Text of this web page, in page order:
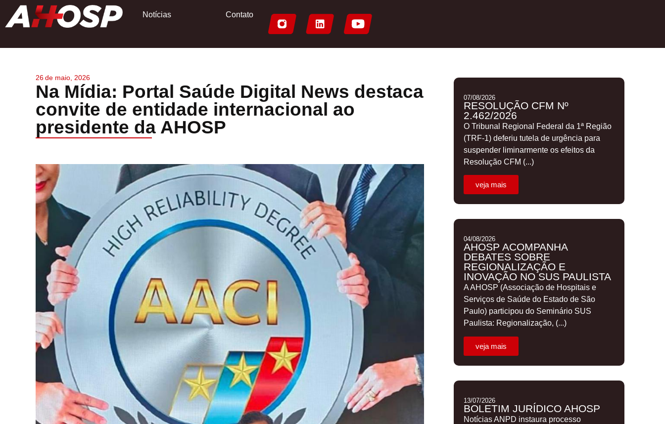
Notícias Contato
26de maio, 2026
Na Mídia: Portal Saúde Digital News destaca
convite de entidade internacional ao
presidente da AHOSP
07/08/2026
RESOLUÇÃO CFM Nº
2.462/2026
O Tribunal Regional Federal da 1ª Região
(TRF-1) deferiu tutela de urgência para
suspender liminarmente os efeitos da
Resolução CFM (...)
veja mais
04/08/2026
AHOSP ACOMPANHA
DEBATES SOBRE
REGIONALIZAÇÃO E
INOVAÇÃO NO SUS PAULISTA
A AHOSP (Associação de Hospitais e
Serviços de Saúde do Estado de São
Paulo) participou do Seminário SUS
Paulista: Regionalização, (...)
veja mais
13/07/2026
BOLETIM JURÍDICO AHOSP
Notícias ANPD instaura processo